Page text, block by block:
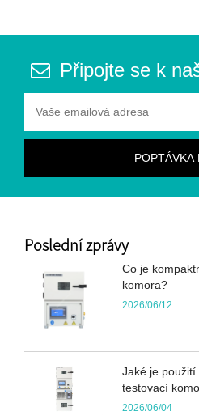
Připojte se k
Poslední zprávy
Co je
komora?
2026/06/12
Jaké je
testovací
2026/06/04